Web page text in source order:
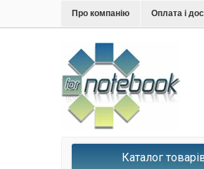
Про компанію Оплата і
Каталог